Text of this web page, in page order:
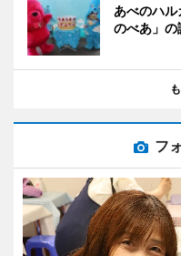
あべのハ
のべあ」の
フ